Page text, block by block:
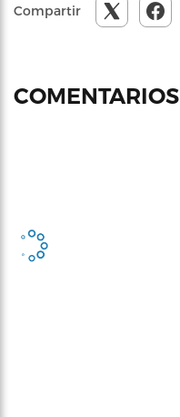
Compartir
COMENTARIOS